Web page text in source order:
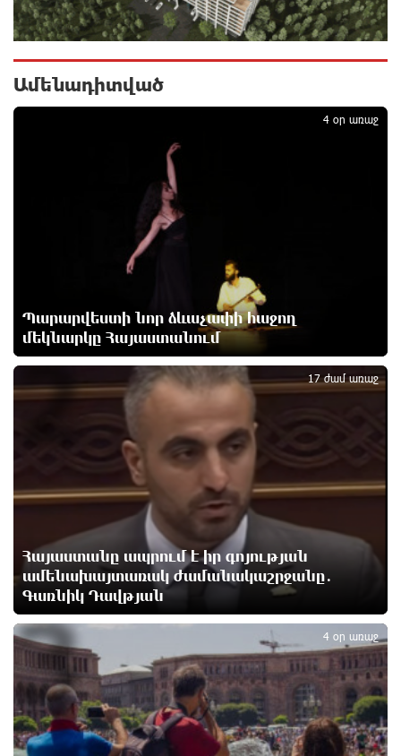
Երգչուհի Բեյոնսեն ​​4 դատական հայց է
ներկայացրել Թուրքիայում
12 ժամ առաջ
Երևանյան լճում իրականացվել են մաքրման
Իտալական Սիցիլիա կղզում ժայթքել է Էտնա
Պայթյուն՝ Իրանում․ հաղորդվում է զոհերի ու
վիրավորների մասին
«Ռեալը» հայտարարել է Դիոմանդեի տրանսֆերի
Վանաձորում բшխվել են «Jeep Cherokee»-ն և
«Toyota Camry»-ն
Մասկը մերժել է Կիևի խնդրանքը՝ օգտագործել
Starlink-ը Ռուսաստանի դեմ հարվшծները
կառավարելու համար
14 ժամ առաջ
Երևանում և մարզերում էլեկտրաէներգիայի
ընդհատումներ կլինեն
14 ժամ առաջ
Ամենադիտված
Պարարվեստի նոր ձևաչափի հաջող
մեկնարկը Հայաստանում
4 օր առաջ
1
Հայաստանը ապրում է իր գոյության
ամենախայտառակ ժամանակաշրջանը․
Գառնիկ Դավթյան
17 ժամ առաջ
2
4 օր առաջ
3